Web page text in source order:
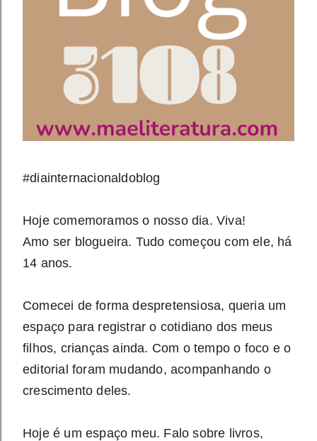
#diainternacionaldoblog
Hoje comemoramos o nosso dia. Viva!
Amo ser blogueira. Tudo começou com ele, há
14 anos.
Comecei de forma despretensiosa, queria um
espaço para registrar o cotidiano dos meus
filhos, crianças ainda. Com o tempo o foco e o
editorial foram mudando, acompanhando o
crescimento deles.
Hoje é um espaço meu. Falo sobre livros,